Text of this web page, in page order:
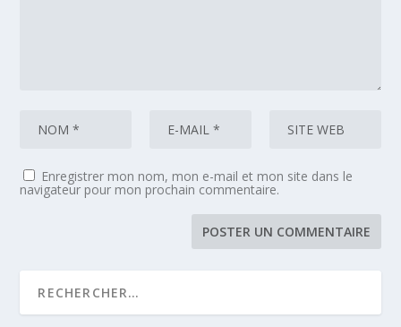
Enregistrer mon nom, mon e-mail et mon site dans le
navigateur pour mon prochain commentaire.